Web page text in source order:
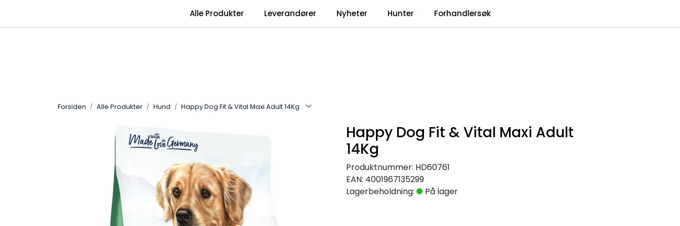
Infosenter
Alle Produkter Leverandører Nyheter Hunter Forhandlersøk
Forsiden Alle Produkter Hund Happy Dog Fit & Vital Maxi Adult 14Kg
Happy Dog Fit & Vital Maxi Adult
14Kg
Produktnummer: HD60761
EAN: 4001967135299
Lagerbeholdning:
På lager